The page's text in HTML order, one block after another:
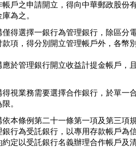
戶之申請開立，得向中華郵政股份
為之。
得選擇一銀行為管理銀行，除區分
項，得分別開立管理帳戶外，各幣
於管理銀行開立收益計提金帳戶，
視業務需要選擇合作銀行，於單一
。
本條例第二十一條第一項及第三項
行為受託銀行，以專用存款帳戶為
定以受託銀行名義辦理合作帳戶及